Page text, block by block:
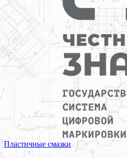
Пластичные смазки